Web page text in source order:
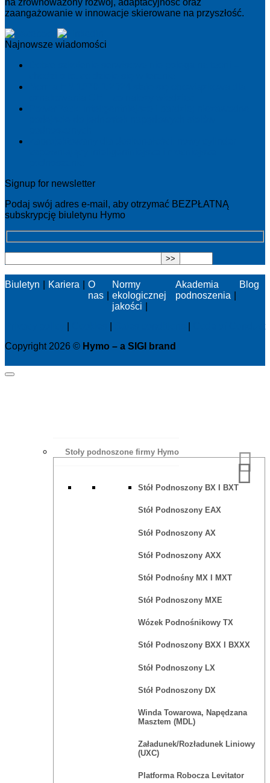
na zrównoważony rozwój, adaptacyjność oraz
zaangażowanie w innowacje skierowane na przyszłość.
Najnowsze wiadomości
Signup for newsletter
Podaj swój adres e-mail, aby otrzymać BEZPŁATNĄ
subskrypcję biuletynu Hymo
Biuletyn Kariera
O
nas
Normy
ekologicznej
jakości
Akademia
podnoszenia
Blog
Copyright 2026 © Hymo – a SIGI brand
Stoły podnoszone firmy Hymo
Stół Podnoszony BX I BXT
Stół Podnoszony EAX
Stół Podnoszony AX
Stół Podnoszony AXX
Stół Podnośny MX I MXT
Stół Podnoszony MXE
Wózek Podnośnikowy TX
Stół Podnoszony BXX I BXXX
Stół Podnoszony LX
Stół Podnoszony DX
Winda Towarowa, Napędzana
Masztem (MDL)
Załadunek/rozładunek Liniowy
(UXC)
Platforma Robocza Levitator